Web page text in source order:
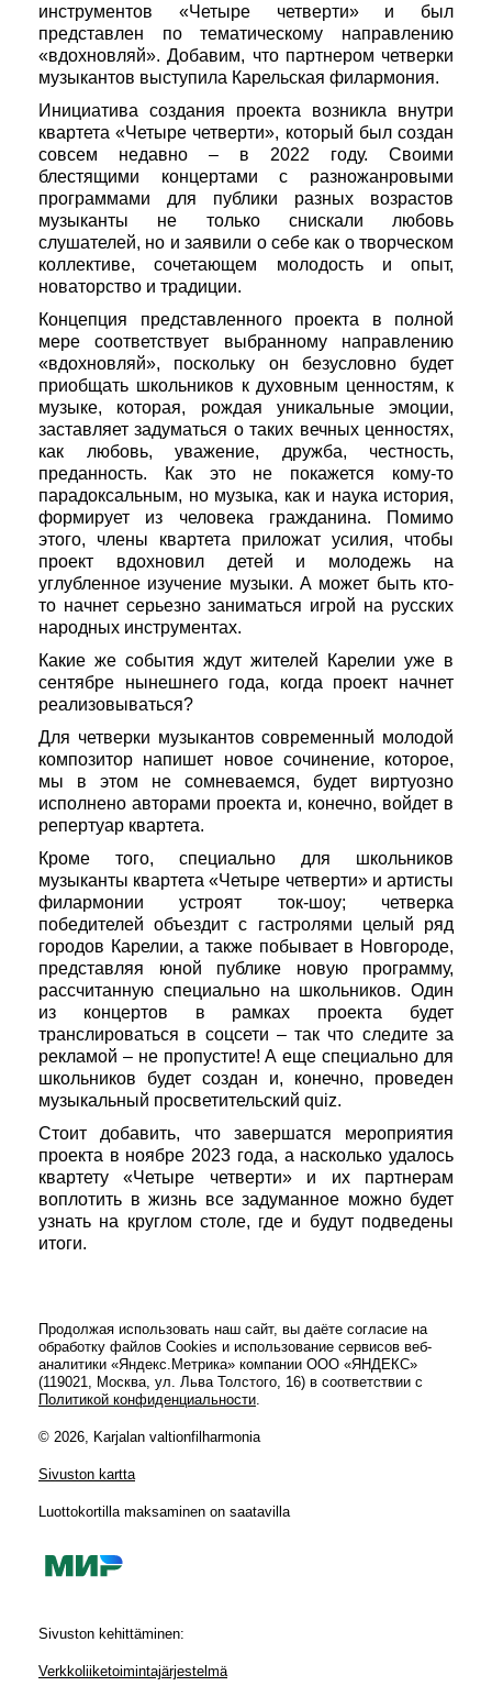
инструментов «Четыре четверти» и был
представлен по тематическому направлению
«вдохновляй». Добавим, что партнером четверки
музыкантов выступила Карельская филармония.
Инициатива создания проекта возникла внутри
квартета «Четыре четверти», который был создан
совсем недавно – в 2022 году. Своими
блестящими концертами с разножанровыми
программами для публики разных возрастов
музыканты не только снискали любовь
слушателей, но и заявили о себе как о творческом
коллективе, сочетающем молодость и опыт,
новаторство и традиции.
Концепция представленного проекта в полной
мере соответствует выбранному направлению
«вдохновляй», поскольку он безусловно будет
приобщать школьников к духовным ценностям, к
музыке, которая, рождая уникальные эмоции,
заставляет задуматься о таких вечных ценностях,
как любовь, уважение, дружба, честность,
преданность. Как это не покажется кому-то
парадоксальным, но музыка, как и наука история,
формирует из человека гражданина. Помимо
этого, члены квартета приложат усилия, чтобы
проект вдохновил детей и молодежь на
углубленное изучение музыки. А может быть кто-
то начнет серьезно заниматься игрой на русских
народных инструментах.
Какие же события ждут жителей Карелии уже в
сентябре нынешнего года, когда проект начнет
реализовываться?
Для четверки музыкантов современный молодой
композитор напишет новое сочинение, которое,
мы в этом не сомневаемся, будет виртуозно
исполнено авторами проекта и, конечно, войдет в
репертуар квартета.
Кроме того, специально для школьников
музыканты квартета «Четыре четверти» и артисты
филармонии устроят ток-шоу; четверка
победителей объездит с гастролями целый ряд
городов Карелии, а также побывает в Новгороде,
представляя юной публике новую программу,
рассчитанную специально на школьников. Один
из концертов в рамках проекта будет
транслироваться в соцсети – так что следите за
рекламой – не пропустите! А еще специально для
школьников будет создан и, конечно, проведен
музыкальный просветительский quiz.
Стоит добавить, что завершатся мероприятия
проекта в ноябре 2023 года, а насколько удалось
квартету «Четыре четверти» и их партнерам
воплотить в жизнь все задуманное можно будет
узнать на круглом столе, где и будут подведены
итоги.
Продолжая использовать наш сайт, вы даёте согласие на
обработку файлов Cookies и использование сервисов веб-
аналитики «Яндекс.Метрика» компании ООО «ЯНДЕКС»
(119021, Москва, ул. Льва Толстого, 16) в соответствии с
Политикой конфиденциальности.
© 2026, Karjalan valtionfilharmonia
Sivuston kartta
Luottokortilla maksaminen on saatavilla
Sivuston kehittäminen:
Verkkoliiketoimintajärjestelmä